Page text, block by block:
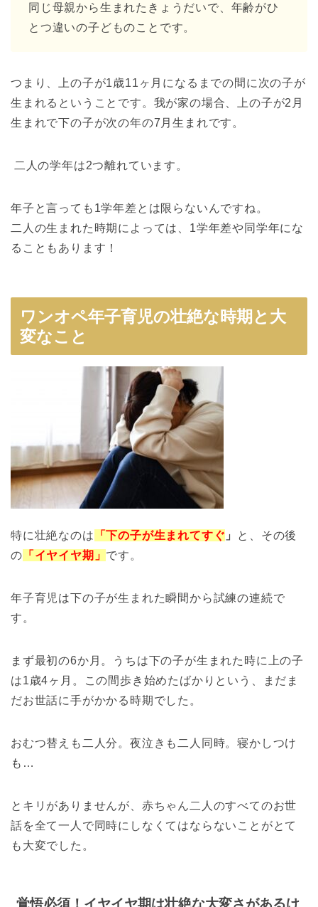
同じ母親から生まれたきょうだいで、年齢がひ
とつ違いの子どものことです。
つまり、上の子が1歳11ヶ月になるまでの間に 次の子が
生まれるということです。 我が家の場合、上の子が2月
生まれで下の子が次の年の7月生まれです。
二人の学年は2つ離れています。
年子と言っても1学年差とは限らないんですね。
二人の生まれた時期によっては、1学年差や同学年にな
ることもあります！
ワンオペ年子育児の壮絶な時期と大
変なこと
特に壮絶なのは 「下の子が生まれてすぐ 」 と、 その後
の 「イヤイヤ期」 です。
年子育児は下の子が生まれた瞬間から試練の連続で
す。
まず最初の6か月。
うちは下の子が生まれた時に上の子
は1歳4ヶ月。
この間歩き始めたばかりという、
まだま
だお世話に手がかかる時期でした。
おむつ替えも二人分。 夜泣きも二人同時。寝かしつけ
も…
とキリがありませんが、赤ちゃん二人のすべてのお世
話を全て一人で同時にしなくてはならないことがとて
も大変でした。
覚悟必須！イヤイヤ期は壮絶な大変さがあるけ